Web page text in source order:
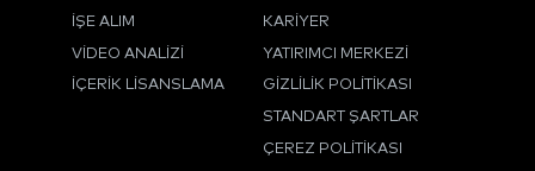
İŞE ALIM
VIDEO ANALIZI
İÇERIK LISANSLAMA
KARIYER
YATIRIMCI MERKEZI
GIZLILIK POLITIKASI
STANDART ŞARTLAR
ÇEREZ POLITIKASI